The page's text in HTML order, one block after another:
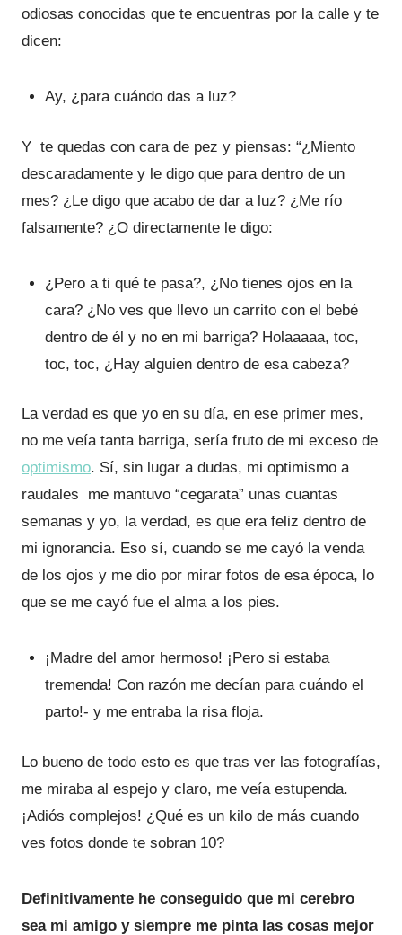
odiosas conocidas que te encuentras por la calle y te
dicen:
Ay, ¿para cuándo das a luz?
Y te quedas con cara de pez y piensas: “¿Miento
descaradamente y le digo que para dentro de un
mes? ¿Le digo que acabo de dar a luz? ¿Me río
falsamente? ¿O directamente le digo:
¿Pero a ti qué te pasa?, ¿No tienes ojos en la
cara? ¿No ves que llevo un carrito con el bebé
dentro de él y no en mi barriga? Holaaaaa, toc,
toc, toc, ¿Hay alguien dentro de esa cabeza?
La verdad es que yo en su día, en ese primer mes,
no me veía tanta barriga, sería fruto de mi exceso de
optimismo. Sí, sin lugar a dudas, mi optimismo a
raudales me mantuvo “cegarata” unas cuantas
semanas y yo, la verdad, es que era feliz dentro de
mi ignorancia. Eso sí, cuando se me cayó la venda
de los ojos y me dio por mirar fotos de esa época, lo
que se me cayó fue el alma a los pies.
¡Madre del amor hermoso! ¡Pero si estaba
tremenda! Con razón me decían para cuándo el
parto!- y me entraba la risa floja.
Lo bueno de todo esto es que tras ver las fotografías,
me miraba al espejo y claro, me veía estupenda.
¡Adiós complejos! ¿Qué es un kilo de más cuando
ves fotos donde te sobran 10?
Definitivamente he conseguido que mi cerebro
sea mi amigo y siempre me pinta las cosas mejor